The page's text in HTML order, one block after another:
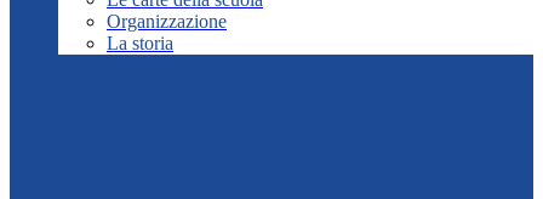
Organizzazione
La storia